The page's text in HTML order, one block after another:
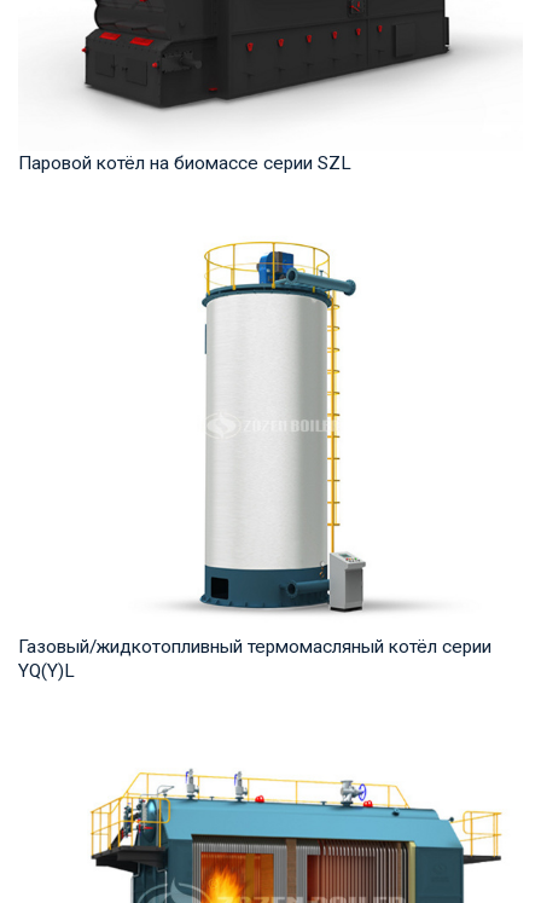
Паровой котёл на биомассе серии SZL
продукта: 4-35 т/ч Температура на выходе: ...
Газовый/жидкотопливный термомасляный котёл серии
YQ(Y)L